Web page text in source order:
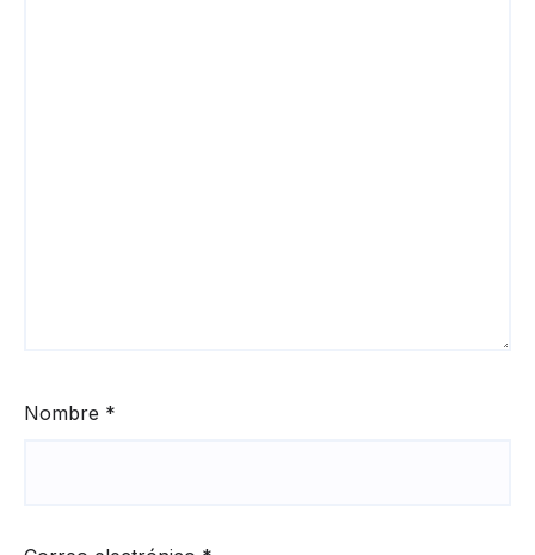
Nombre *